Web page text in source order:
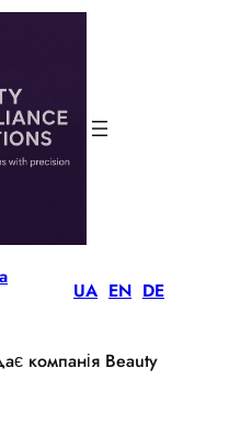
UA EN DE
компанія Beauty